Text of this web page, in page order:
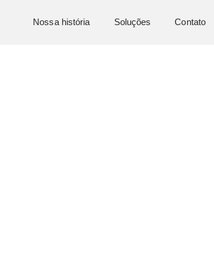
Nossa história Soluções Contato